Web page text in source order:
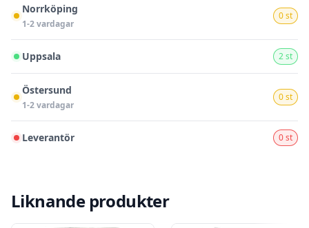
Norrköping
1-2 vardagar
0 st
Uppsala 2 st
Östersund
1-2 vardagar
0 st
Leverantör 0 st
Liknande produkter